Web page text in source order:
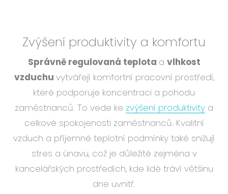
Zvýšení produktivity a komfortu
Správně regulovaná teplota a vlhkost
vzduchu vytvářejí komfortní pracovní prostředí,
které podporuje koncentraci a pohodu
zaměstnanců. To vede ke zvýšení produktivity a
celkové spokojenosti zaměstnanců. Kvalitní
vzduch a příjemné teplotní podmínky také snižují
stres a únavu, což je důležité zejména v
kancelářských prostředích, kde lidé tráví většinu
dne uvnitř.